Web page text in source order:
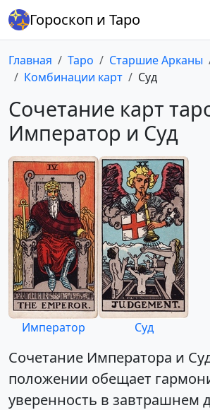
Гороскоп и Таро
Главная Таро Старшие Арканы
Комбинации карт
Суд
Сочетание карт
Император и Суд
Император Суд
Сочетание Императора и
положении обещает
уверенность в завтрашнем